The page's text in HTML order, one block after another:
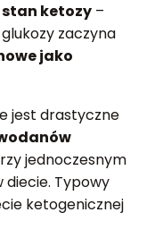
ketozy –
zaczyna
jako
jest drastyczne
jednoczesnym
diecie. Typowy
ketogenicznej